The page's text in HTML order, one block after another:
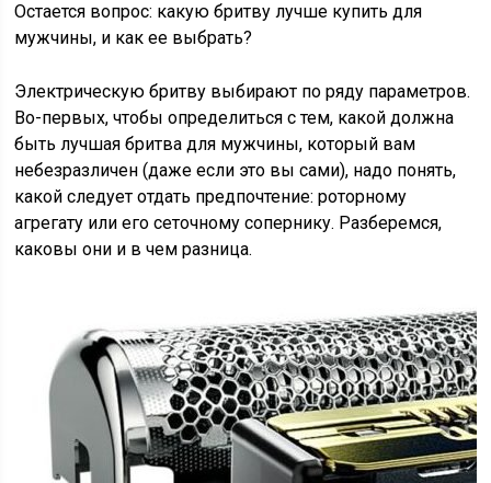
Остается вопрос: какую бритву лучше купить для
мужчины, и как ее выбрать?
Электрическую бритву выбирают по ряду параметров.
Во-первых, чтобы определиться с тем, какой должна
быть лучшая бритва для мужчины, который вам
небезразличен (даже если это вы сами), надо понять,
какой следует отдать предпочтение: роторному
агрегату или его сеточному сопернику. Разберемся,
каковы они и в чем разница.